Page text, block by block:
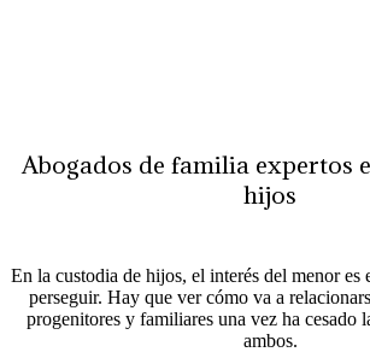
Abogados de familia expertos
hijos
En la custodia de hijos, el interés del menor es
perseguir. Hay que ver cómo va a
progenitores y familiares una vez ha cesado
ambos.